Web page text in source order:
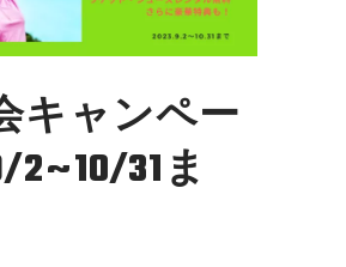
キャンペー
2~10/31ま